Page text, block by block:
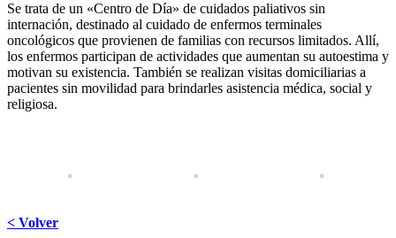
Se trata de un «Centro de Día» de cuidados paliativos sin
internación, destinado al cuidado de enfermos terminales
oncológicos que provienen de familias con recursos limitados. Allí,
los enfermos participan de actividades que aumentan su autoestima y
motivan su existencia. También se realizan visitas domiciliarias a
pacientes sin movilidad para brindarles asistencia médica, social y
religiosa.
< Volver